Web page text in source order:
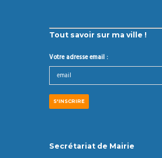
Tout savoir sur ma ville !
Votre adresse email :
Secrétariat de Mairie